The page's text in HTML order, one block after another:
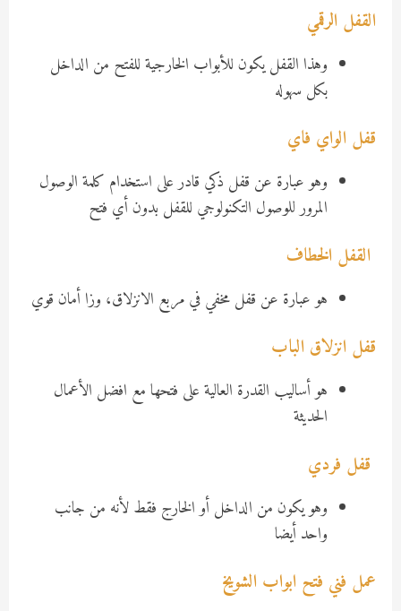
القفل الرقمي
وهذا القفل يكون للأبواب الخارجية للفتح من الداخل
بكل سهوله
قفل الواي فاي
وهو عبارة عن قفل ذكي قادر على استخدام كلمة الوصول
المرور للوصول التكنولوجي للقفل بدون أي فتح
القفل الخطاف
هو عبارة عن قفل مخفي في مربع الانزلاق، وزا أمان قوي
قفل انزلاق الباب
هو أساليب القدرة العالية على فتحها مع افضل الأعمال
الحديثة
قفل فردي
وهو يكون من الداخل أو الخارج فقط لأنه من جانب
واحد أيضا
عمل فني فتح ابواب الشويخ